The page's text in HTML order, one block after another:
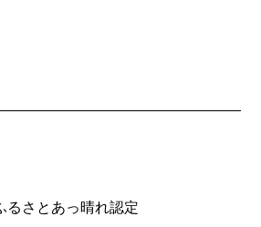
るさとあっ晴れ認定